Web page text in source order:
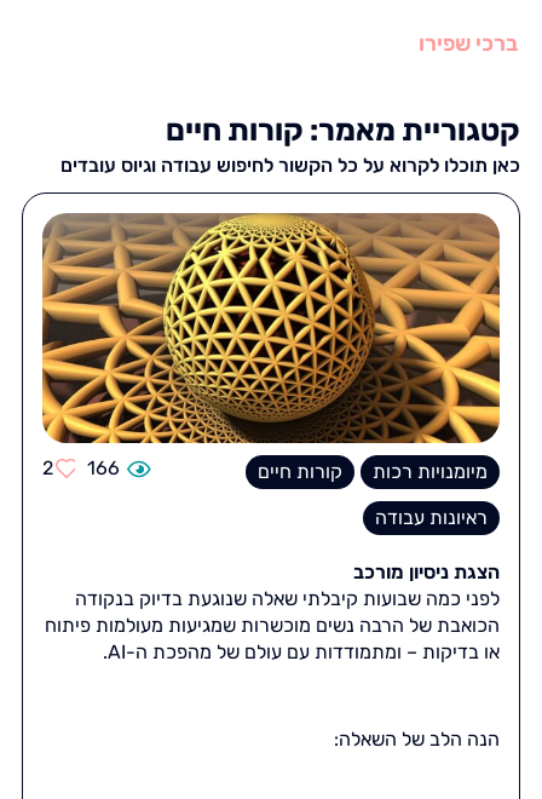
ברכי שפירו
קטגוריית מאמר: קורות חיים
כאן תוכלו לקרוא על כל הקשור לחיפוש עבודה וגיוס עובדים
מיומנויות רכות
קורות חיים
ראיונות עבודה
166
2
הצגת ניסיון מורכב
לפני כמה שבועות קיבלתי שאלה שנוגעת בדיוק בנקודה
הכואבת של הרבה נשים מוכשרות שמגיעות מעולמות פיתוח
או בדיקות – ומתמודדות עם עולם של מהפכת ה-AI.
הנה הלב של השאלה: